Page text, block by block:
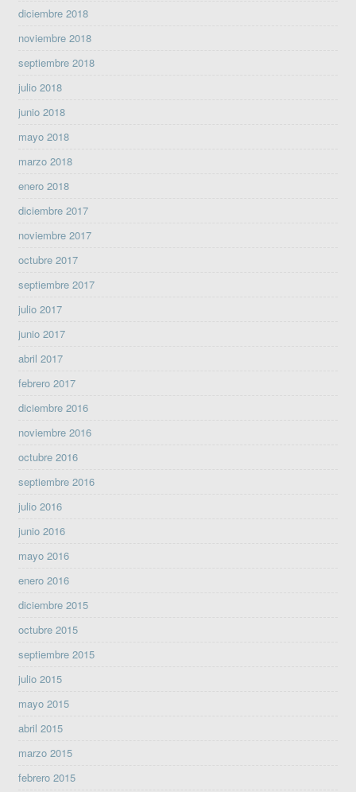
diciembre 2018
noviembre 2018
septiembre 2018
julio 2018
junio 2018
mayo 2018
marzo 2018
enero 2018
diciembre 2017
noviembre 2017
octubre 2017
septiembre 2017
julio 2017
junio 2017
abril 2017
febrero 2017
diciembre 2016
noviembre 2016
octubre 2016
septiembre 2016
julio 2016
junio 2016
mayo 2016
enero 2016
diciembre 2015
octubre 2015
septiembre 2015
julio 2015
mayo 2015
abril 2015
marzo 2015
febrero 2015